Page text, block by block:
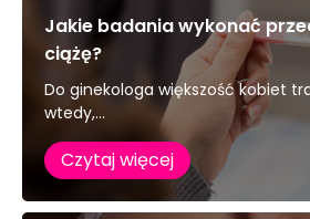
Jakie badania wykonać
ciążę?
Do ginekologa większość kobiet
wtedy,...
Czytaj więcej